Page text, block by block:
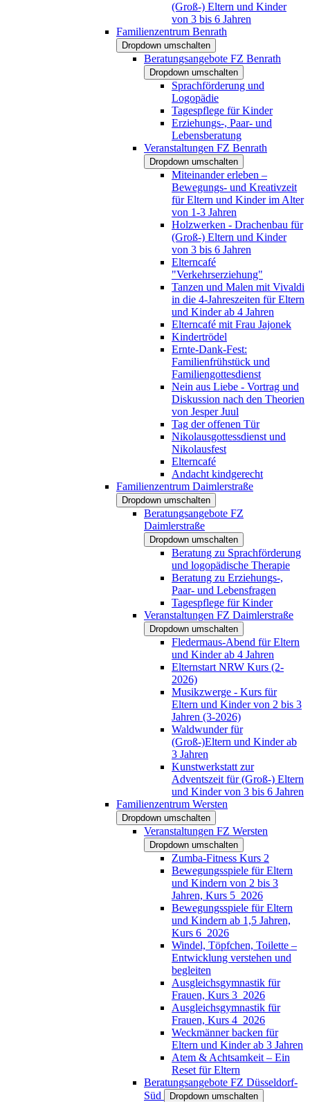
(Groß-) Eltern und Kinder
von 3 bis 6 Jahren
Familienzentrum Benrath
Dropdown umschalten
Beratungsangebote FZ Benrath
Dropdown umschalten
Sprachförderung und
Logopädie
Tagespflege für Kinder
Erziehungs-, Paar- und
Lebensberatung
Veranstaltungen FZ Benrath
Dropdown umschalten
Miteinander erleben –
Bewegungs- und Kreativzeit
für Eltern und Kinder im Alter
von 1-3 Jahren
Holzwerken - Drachenbau für
(Groß-) Eltern und Kinder
von 3 bis 6 Jahren
Elterncafé
"Verkehrserziehung"
Tanzen und Malen mit Vivaldi
in die 4-Jahreszeiten für Eltern
und Kinder ab 4 Jahren
Elterncafé mit Frau Jajonek
Kindertrödel
Ernte-Dank-Fest:
Familienfrühstück und
Familiengottesdienst
Nein aus Liebe - Vortrag und
Diskussion nach den Theorien
von Jesper Juul
Tag der offenen Tür
Nikolausgottessdienst und
Nikolausfest
Elterncafé
Andacht kindgerecht
Familienzentrum Daimlerstraße
Dropdown umschalten
Beratungsangebote FZ
Daimlerstraße
Dropdown umschalten
Beratung zu Sprachförderung
und logopädische Therapie
Beratung zu Erziehungs-,
Paar- und Lebensfragen
Tagespflege für Kinder
Veranstaltungen FZ Daimlerstraße
Dropdown umschalten
Fledermaus-Abend für Eltern
und Kinder ab 4 Jahren
Elternstart NRW Kurs (2-
2026)
Musikzwerge - Kurs für
Eltern und Kinder von 2 bis 3
Jahren (3-2026)
Waldwunder für
(Groß-)Eltern und Kinder ab
3 Jahren
Kunstwerkstatt zur
Adventszeit für (Groß-) Eltern
und Kinder von 3 bis 6 Jahren
Familienzentrum Wersten
Dropdown umschalten
Veranstaltungen FZ Wersten
Dropdown umschalten
Zumba-Fitness Kurs 2
Bewegungsspiele für Eltern
und Kindern von 2 bis 3
Jahren, Kurs 5_2026
Bewegungsspiele für Eltern
und Kindern ab 1,5 Jahren,
Kurs 6_2026
Windel, Töpfchen, Toilette –
Entwicklung verstehen und
begleiten
Ausgleichsgymnastik für
Frauen, Kurs 3_2026
Ausgleichsgymnastik für
Frauen, Kurs 4_2026
Weckmänner backen für
Eltern und Kinder ab 3 Jahren
Atem & Achtsamkeit – Ein
Reset für Eltern
Beratungsangebote FZ Düsseldorf-
Süd
Dropdown umschalten